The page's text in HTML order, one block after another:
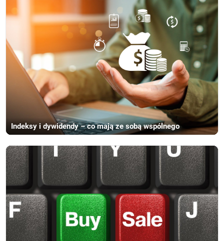
Indeksy i dywidendy – co mają ze sobą wspólnego